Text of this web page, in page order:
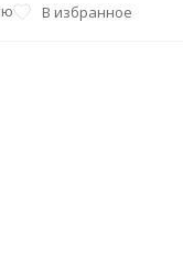
В избранное